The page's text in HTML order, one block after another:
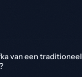
van een traditioneel